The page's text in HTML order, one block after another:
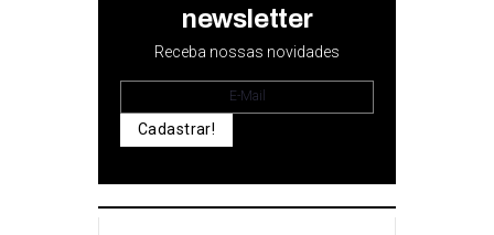
newsletter
Receba nossas novidades
Cadastrar!